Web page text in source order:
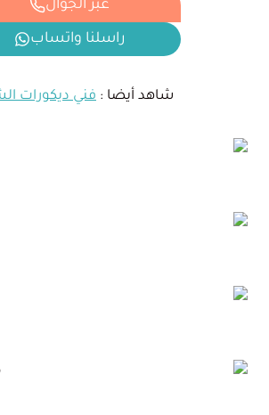
عبر الجوال
راسلنا واتساب
شاهد أيضا : فني ديكورات